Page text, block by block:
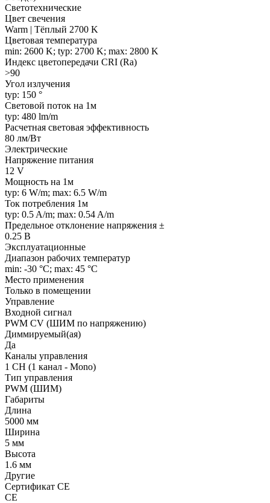
Светотехнические
Цвет свечения
Warm | Тёплый 2700 K
Цветовая температура
min: 2600 K; typ: 2700 K; max: 2800 K
Индекс цветопередачи CRI (Ra)
>90
Угол излучения
typ: 150 °
Световой поток на 1м
typ: 480 lm/m
Расчетная световая эффективность
80 лм/Вт
Электрические
Напряжение питания
12 V
Мощность на 1м
typ: 6 W/m; max: 6.5 W/m
Ток потребления 1м
typ: 0.5 A/m; max: 0.54 A/m
Предельное отклонение напряжения ±
0.25 В
Эксплуатационные
Диапазон рабочих температур
min: -30 °C; max: 45 °C
Место применения
Только в помещении
Управление
Входной сигнал
PWM СV (ШИМ по напряжению)
Диммируемый(ая)
Да
Каналы управления
1 CH (1 канал - Mono)
Тип управления
PWM (ШИМ)
Габариты
Длина
5000 мм
Ширина
5 мм
Высота
1.6 мм
Другие
Сертификат CE
CE